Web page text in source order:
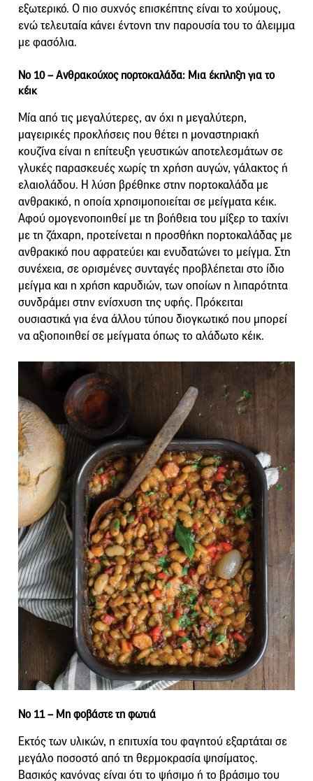
εξωτερικό. Ο πιο συχνός επισκέπτης είναι το χούμους,
ενώ τελευταία κάνει έντονη την παρουσία του το άλειμμα
με φασόλια.
Νο 10 –Ανθρακούχος πορτοκαλάδα: Μια έκπληξη για το
κέικ
Μία από τις μεγαλύτερες, αν όχι η μεγαλύτερη,
μαγειρικές προκλήσεις που θέτει η μοναστηριακή
κουζίνα είναι η επίτευξη γευστικών αποτελεσμάτων σε
γλυκές παρασκευές χωρίς τη χρήση αυγών, γάλακτος ή
ελαιολάδου. Η λύση βρέθηκε στην πορτοκαλάδα με
ανθρακικό, η οποία χρησιμοποιείται σε μείγματα κέικ.
Αφού ομογενοποιηθεί με τη βοήθεια του μίξερ το ταχίνι
με τη ζάχαρη, προτείνεται η προσθήκη πορτοκαλάδας με
ανθρακικό που αφρατεύει και ενυδατώνει το μείγμα. Στη
συνέχεια, σε ορισμένες συνταγές προβλέπεται στο ίδιο
μείγμα και η χρήση καρυδιών, των οποίων η λιπαρότητα
συνδράμει στην ενίσχυση της υφής. Πρόκειται
ουσιαστικά για ένα άλλου τύπου διογκωτικό που μπορεί
να αξιοποιηθεί σε μείγματα όπως το αλάδωτο κέικ.
Νο 11 – Μη φοβάστε τη φωτιά
Εκτός των υλικών, η επιτυχία του φαγητού εξαρτάται σε
μεγάλο ποσοστό από τη θερμοκρασία ψησίματος.
Βασικός κανόνας είναι ότι το ψήσιμο ή το βράσιμο του